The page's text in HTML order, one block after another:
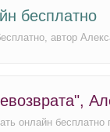
бесплатно
автор
онлайн бесплатно